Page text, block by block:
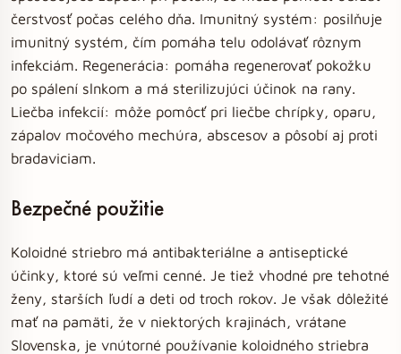
čerstvosť počas celého dňa. Imunitný systém: posilňuje
imunitný systém, čím pomáha telu odolávať rôznym
infekciám. Regenerácia: pomáha regenerovať pokožku
po spálení slnkom a má sterilizujúci účinok na rany.
Liečba infekcií: môže pomôcť pri liečbe chrípky, oparu,
zápalov močového mechúra, abscesov a pôsobí aj proti
bradaviciam.
Bezpečné použitie
Koloidné striebro má antibakteriálne a antiseptické
účinky, ktoré sú veľmi cenné. Je tiež vhodné pre tehotné
ženy, starších ľudí a deti od troch rokov. Je však dôležité
mať na pamäti, že v niektorých krajinách, vrátane
Slovenska, je vnútorné používanie koloidného striebra